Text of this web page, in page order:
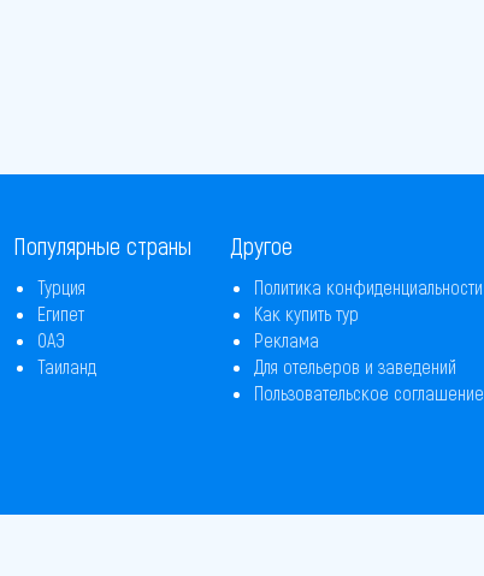
Популярные страны
Турция
Египет
ОАЭ
Таиланд
Другое
Политика конфиденциальности
Как купить тур
Реклама
Для отельеров и заведений
Пользовательское соглашение